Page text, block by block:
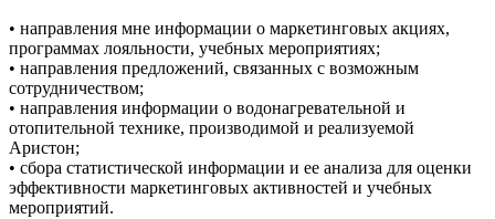
• направления мне информации о маркетинговых акциях,
программах лояльности, учебных мероприятиях;
• направления предложений, связанных с возможным
сотрудничеством;
• направления информации о водонагревательной и
отопительной технике, производимой и реализуемой
Аристон;
• сбора статистической информации и ее анализа для оценки
эффективности маркетинговых активностей и учебных
мероприятий.